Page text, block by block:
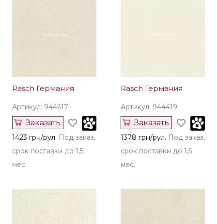
Rasch Германия
Артикул: 944617
Заказать
1423 грн/рул. Под заказ,
срок поставки до 1,5
мес.
Rasch Германия
Артикул: 944419
Заказать
1378 грн/рул. Под заказ,
срок поставки до 1,5
мес.